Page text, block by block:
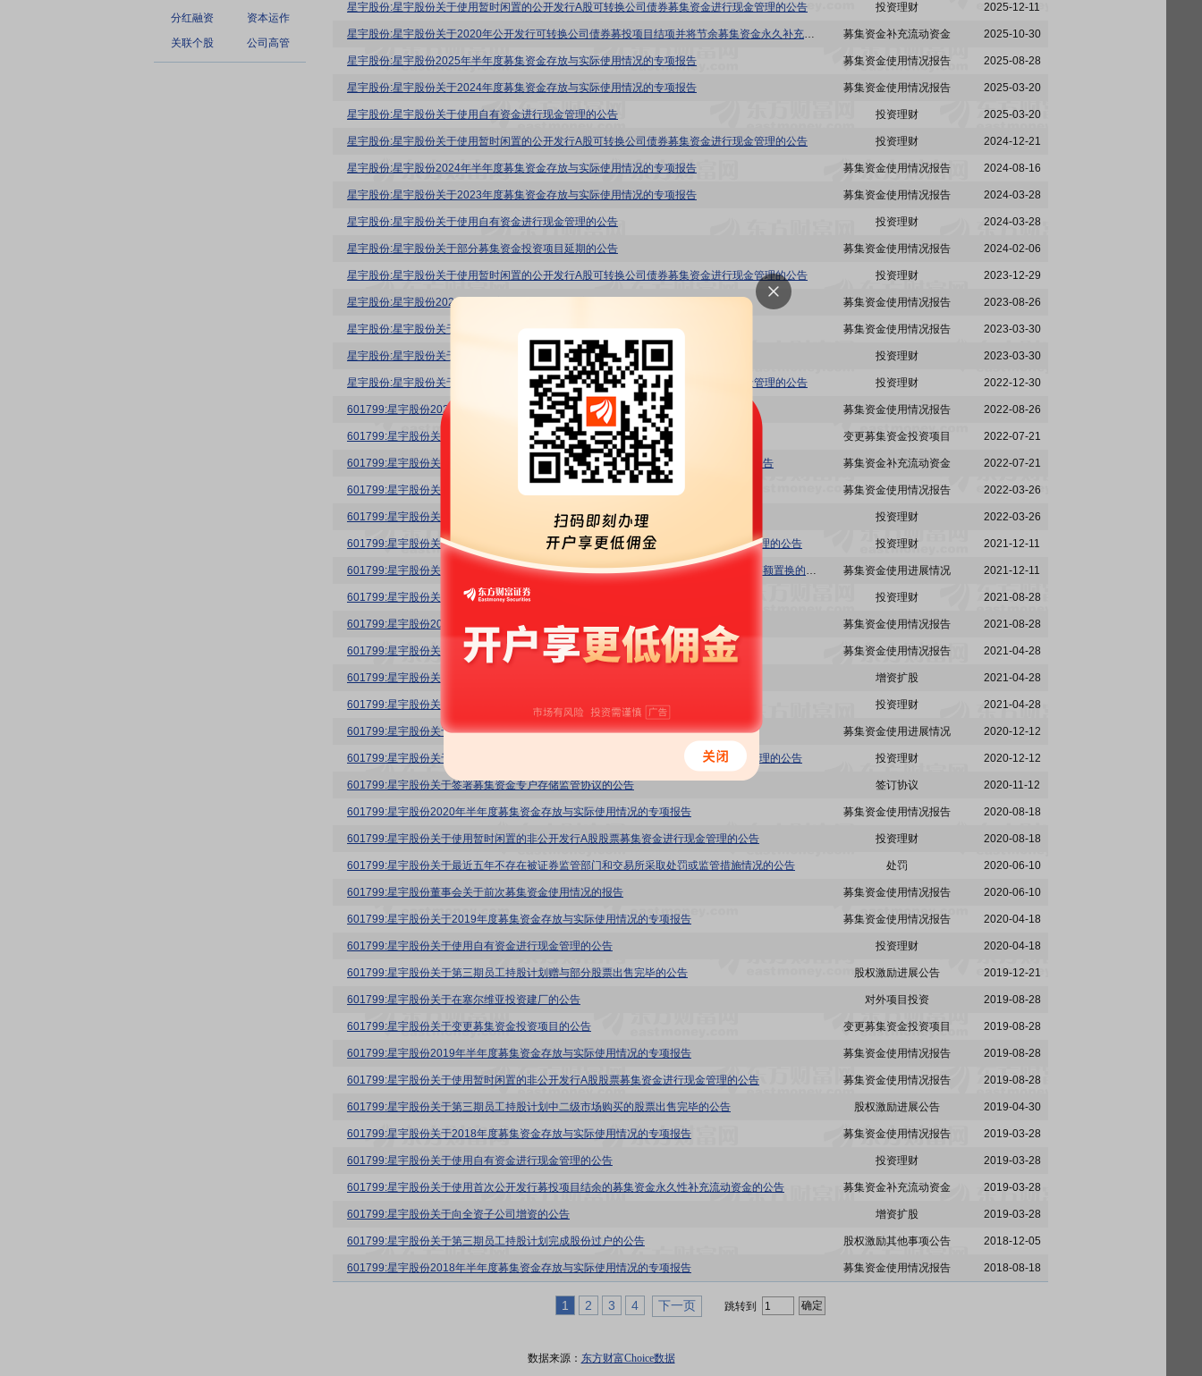
分红融资
资本运作
关联个股
公司高管
星宇股份:星宇股份关于使用暂时闲置的公开发行A股可转换公司债券募集资金进行现金管理的公告 投资理财 2025-12-11
星宇股份:星宇股份关于2020年公开发行可转换公司债券募投项目结项并将节余募集资金永久补充流动资金的公告 募集资金补充流动资金 2025-10-30
星宇股份:星宇股份2025年半年度募集资金存放与实际使用情况的专项报告 募集资金使用情况报告 2025-08-28
星宇股份:星宇股份关于2024年度募集资金存放与实际使用情况的专项报告 募集资金使用情况报告 2025-03-20
星宇股份:星宇股份关于使用自有资金进行现金管理的公告 投资理财 2025-03-20
星宇股份:星宇股份关于使用暂时闲置的公开发行A股可转换公司债券募集资金进行现金管理的公告 投资理财 2024-12-21
星宇股份:星宇股份2024年半年度募集资金存放与实际使用情况的专项报告 募集资金使用情况报告 2024-08-16
星宇股份:星宇股份关于2023年度募集资金存放与实际使用情况的专项报告 募集资金使用情况报告 2024-03-28
星宇股份:星宇股份关于使用自有资金进行现金管理的公告 投资理财 2024-03-28
星宇股份:星宇股份关于部分募集资金投资项目延期的公告 募集资金使用情况报告 2024-02-06
星宇股份:星宇股份关于使用暂时闲置的公开发行A股可转换公司债券募集资金进行现金管理的公告 投资理财 2023-12-29
星宇股份:星宇股份2023年半年度募集资金存放与实际使用情况的专项报告 募集资金使用情况报告 2023-08-26
星宇股份:星宇股份关于2022年度募集资金存放与实际使用情况的专项报告 募集资金使用情况报告 2023-03-30
星宇股份:星宇股份关于使用自有资金进行现金管理的公告 投资理财 2023-03-30
星宇股份:星宇股份关于使用暂时闲置的公开发行A股可转换公司债券募集资金进行现金管理的公告 投资理财 2022-12-30
601799:星宇股份2022年半年度募集资金存放与实际使用情况的专项报告 募集资金使用情况报告 2022-08-26
601799:星宇股份关于变更募投项目“智能制造产业园电子工厂”的公告 变更募集资金投资项目 2022-07-21
601799:星宇股份关于使用非公开发行募投项目结余的募集资金永久性补充流动资金的公告 募集资金补充流动资金 2022-07-21
601799:星宇股份关于2021年度募集资金存放与实际使用情况的专项报告 募集资金使用情况报告 2022-03-26
601799:星宇股份关于使用自有资金进行现金管理的公告 投资理财 2022-03-26
601799:星宇股份关于使用暂时闲置的公开发行A股可转换公司债券募集资金进行现金管理的公告 投资理财 2021-12-11
601799:星宇股份关于使用银行承兑汇票支付募集资金投资项目所需资金并以募集资金等额置换的公告 募集资金使用进展情况 2021-12-11
601799:星宇股份关于使用暂时闲置的非公开发行A股股票募集资金进行现金管理的公告 投资理财 2021-08-28
601799:星宇股份2021年半年度募集资金存放与实际使用情况的专项报告 募集资金使用情况报告 2021-08-28
601799:星宇股份关于2020年度募集资金存放与实际使用情况的专项报告 募集资金使用情况报告 2021-04-28
601799:星宇股份关于向全资子公司增资的公告 增资扩股 2021-04-28
601799:星宇股份关于使用自有资金进行现金管理的公告 投资理财 2021-04-28
601799:星宇股份关于使用募集资金置换已支付发行费用的公告 募集资金使用进展情况 2020-12-12
601799:星宇股份关于使用暂时闲置的公开发行A股可转换公司债券募集资金进行现金管理的公告 投资理财 2020-12-12
601799:星宇股份关于签署募集资金专户存储监管协议的公告 签订协议 2020-11-12
601799:星宇股份2020年半年度募集资金存放与实际使用情况的专项报告 募集资金使用情况报告 2020-08-18
601799:星宇股份关于使用暂时闲置的非公开发行A股股票募集资金进行现金管理的公告 投资理财 2020-08-18
601799:星宇股份关于最近五年不存在被证券监管部门和交易所采取处罚或监管措施情况的公告 处罚 2020-06-10
601799:星宇股份董事会关于前次募集资金使用情况的报告 募集资金使用情况报告 2020-06-10
601799:星宇股份关于2019年度募集资金存放与实际使用情况的专项报告 募集资金使用情况报告 2020-04-18
601799:星宇股份关于使用自有资金进行现金管理的公告 投资理财 2020-04-18
601799:星宇股份关于第三期员工持股计划赠与部分股票出售完毕的公告 股权激励进展公告 2019-12-21
601799:星宇股份关于在塞尔维亚投资建厂的公告 对外项目投资 2019-08-28
601799:星宇股份关于变更募集资金投资项目的公告 变更募集资金投资项目 2019-08-28
601799:星宇股份2019年半年度募集资金存放与实际使用情况的专项报告 募集资金使用情况报告 2019-08-28
601799:星宇股份关于使用暂时闲置的非公开发行A股股票募集资金进行现金管理的公告 募集资金使用情况报告 2019-08-28
601799:星宇股份关于第三期员工持股计划中二级市场购买的股票出售完毕的公告 股权激励进展公告 2019-04-30
601799:星宇股份关于2018年度募集资金存放与实际使用情况的专项报告 募集资金使用情况报告 2019-03-28
601799:星宇股份关于使用自有资金进行现金管理的公告 投资理财 2019-03-28
601799:星宇股份关于使用首次公开发行募投项目结余的募集资金永久性补充流动资金的公告 募集资金补充流动资金 2019-03-28
601799:星宇股份关于向全资子公司增资的公告 增资扩股 2019-03-28
601799:星宇股份关于第三期员工持股计划完成股份过户的公告 股权激励其他事项公告 2018-12-05
601799:星宇股份2018年半年度募集资金存放与实际使用情况的专项报告 募集资金使用情况报告 2018-08-18
1 2 3 4 下一页 跳转到
数据来源： 东方财富Choice数据